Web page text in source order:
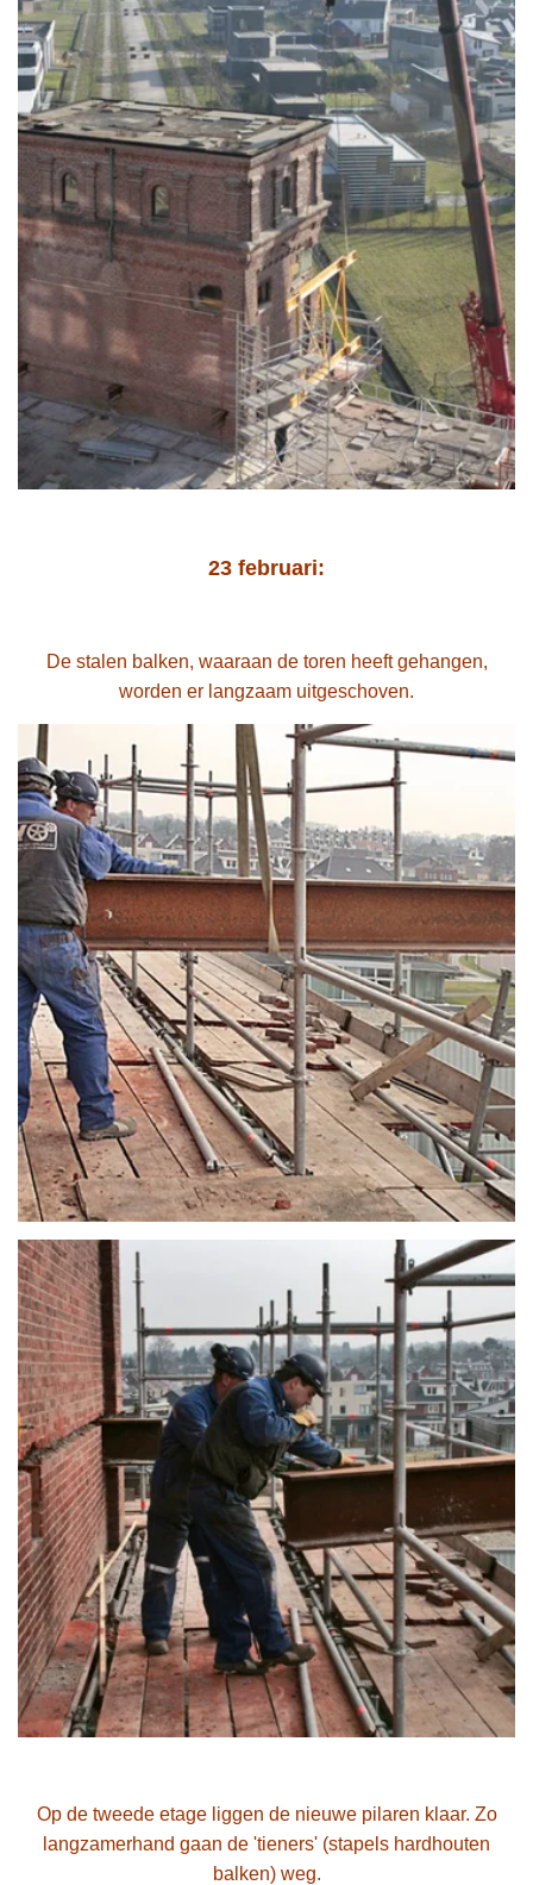
23 februari:
De stalen balken, waaraan de toren heeft gehangen,
worden er langzaam uitgeschoven.
Op de tweede etage liggen de nieuwe pilaren klaar. Zo
langzamerhand gaan de 'tieners' (stapels hardhouten
balken) weg.